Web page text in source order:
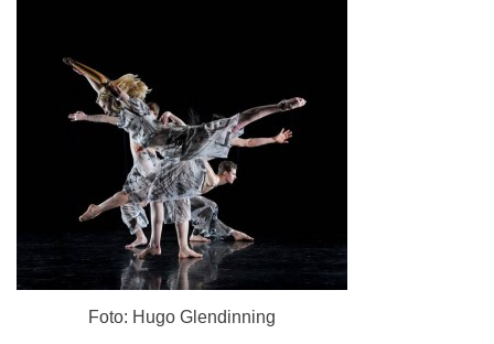
Foto: Hugo Glendinning